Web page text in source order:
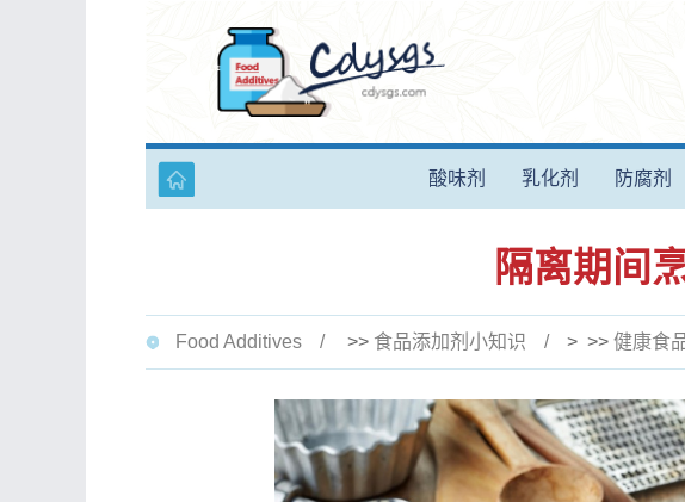
酸味剂 乳化剂 防腐剂
隔离期间
Food Additives >> 食品添加剂小知识 > >> 健康食